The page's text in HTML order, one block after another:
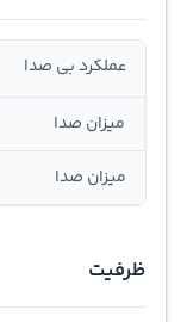
عملکرد بی صدا
میزان صدا
میزان صدا
ظرفیت